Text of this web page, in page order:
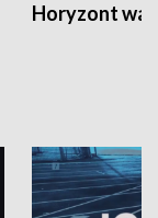
Horyzont